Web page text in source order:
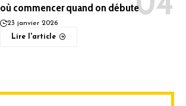
où commencer quand on débute
23 janvier 2026
Lire l'article